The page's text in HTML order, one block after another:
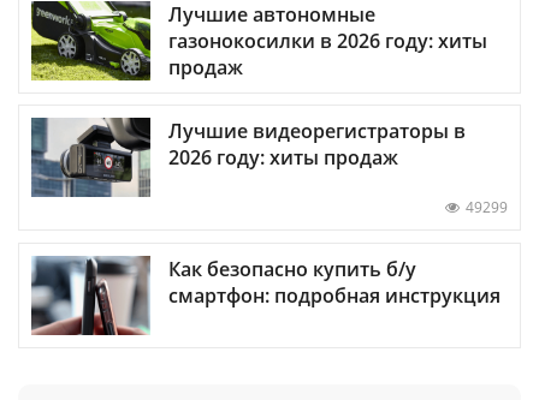
Лучшие автономные
газонокосилки в 2026 году: хиты
продаж
Лучшие видеорегистраторы в
2026 году: хиты продаж
49299
Как безопасно купить б/у
смартфон: подробная инструкция